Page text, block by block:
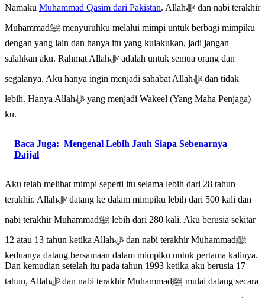
Namaku Muhammad Qasim dari Pakistan. Allahﷻ dan nabi terakhir
Muhammadﷺ menyuruhku melalui mimpi untuk berbagi mimpiku
dengan yang lain dan hanya itu yang kulakukan, jadi jangan
salahkan aku. Rahmat Allahﷻ adalah untuk semua orang dan
segalanya. Aku hanya ingin menjadi sahabat Allahﷻ dan tidak
lebih. Hanya Allahﷻ yang menjadi Wakeel (Yang Maha Penjaga)
ku.
Baca Juga: Mengenal Lebih Jauh Siapa Sebenarnya
Dajjal
Aku telah melihat mimpi seperti itu selama lebih dari 28 tahun
terakhir. Allahﷻ datang ke dalam mimpiku lebih dari 500 kali dan
nabi terakhir Muhammadﷺ lebih dari 280 kali. Aku berusia sekitar
12 atau 13 tahun ketika Allahﷻ dan nabi terakhir Muhammadﷺ
keduanya datang bersamaan dalam mimpiku untuk pertama kalinya.
Dan kemudian setelah itu pada tahun 1993 ketika aku berusia 17
tahun, Allahﷻ dan nabi terakhir Muhammadﷺ mulai datang secara